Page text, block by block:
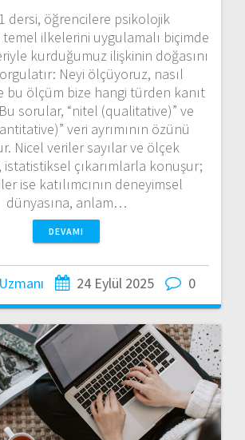
dersi, öğrencilere psikolojik
temel ilkelerini uygulamalı biçimde
kurduğumuz ilişkinin doğasını
Neyi ölçüyoruz, nasıl
bu ölçüm bize hangi türden kanıt
sorular, “nitel (qualitative)” ve
veri ayrımının özünü
Nicel veriler sayılar ve ölçek
istatistiksel çıkarımlarla konuşur;
ise katılımcının deneyimsel
dünyasına, anlam…
DEVAMI
24 Eylül 2025 0